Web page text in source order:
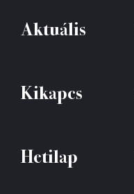
Aktuális
Kikapcs
Hetilap